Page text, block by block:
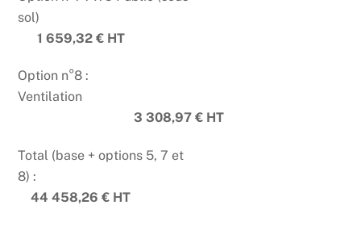
sol)
1 659,32 € HT
Option n°8 :
Ventilation
3 308,97 € HT
Total (base + options 5, 7 et
8) :
44 458,26 € HT